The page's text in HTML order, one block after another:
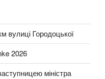
вулиці Городоцької
2026
міністра